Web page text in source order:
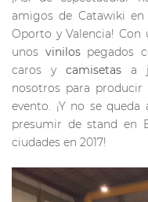
amigos de Catawiki
Oporto y Valencia! Con
unos vinilospegados
caros y camisetas a
nosotros para producir
evento. ¡Y no se
presumir de stand en
ciudades en 2017!